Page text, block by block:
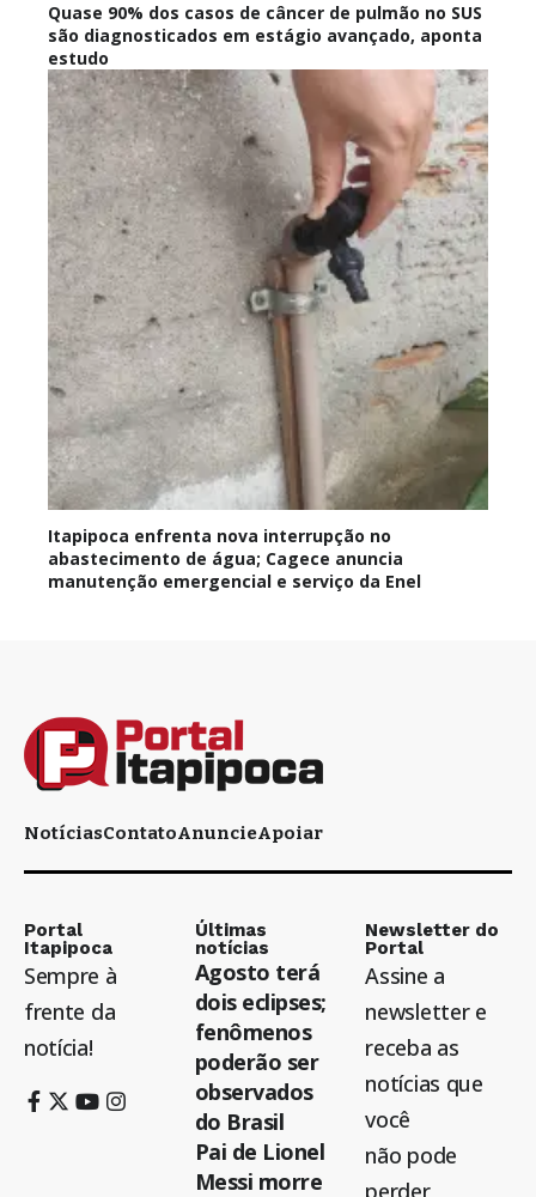
Quase 90% dos casos de câncer de pulmão no SUS
são diagnosticados em estágio avançado, aponta
estudo
Itapipoca enfrenta nova interrupção no
abastecimento de água; Cagece anuncia
manutenção emergencial e serviço da Enel
NotíciasContatoAnuncieApoiar
Portal
Itapipoca
Sempre à
frente da
notícia!
Últimas
notícias
Agosto terá
dois eclipses;
fenômenos
poderão ser
observados
do Brasil
Pai de Lionel
Messi morre
Newsletter do
Portal
Assine a
newsletter e
receba as
notícias que
você
não pode
perder